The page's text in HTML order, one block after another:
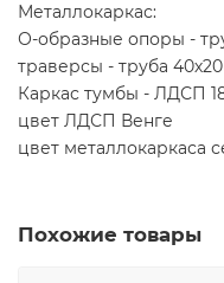
Металлокаркас:
О-образные опоры -
траверсы - труба
Каркас тумбы - ЛДСП
цвет ЛДСП Венге
цвет металлокаркаса
Похожие товары